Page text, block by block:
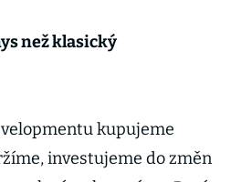
než klasický
kupujeme
investujeme do změn